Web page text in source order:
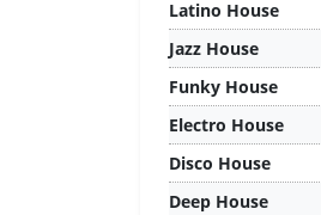
Latino House
Jazz House
Funky House
Electro House
Disco House
Deep House